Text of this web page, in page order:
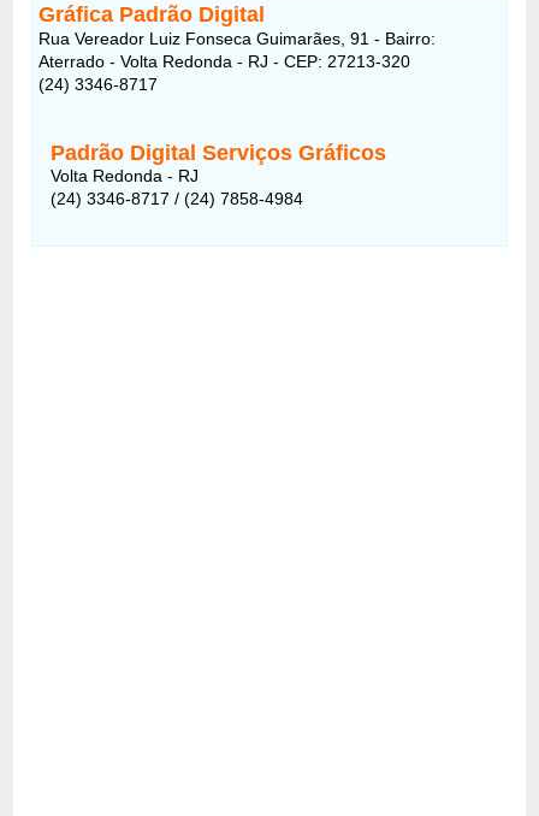
Gráfica Padrão Digital
Rua Vereador Luiz Fonseca Guimarães, 91 - Bairro:
Aterrado - Volta Redonda - RJ - CEP: 27213-320
(24) 3346-8717
Padrão Digital Serviços Gráficos
Volta Redonda - RJ
(24) 3346-8717 / (24) 7858-4984